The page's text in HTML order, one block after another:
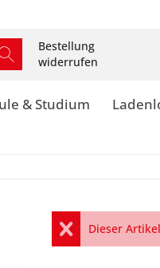
Bestellung
widerrufen
& Studium
Dieser